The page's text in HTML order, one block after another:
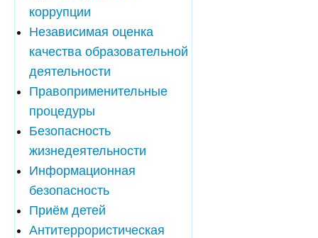
коррупции
Независимая оценка
качества образовательной
деятельности
Правоприменительные
процедуры
Безопасность
жизнедеятельности
Информационная
безопасность
Приём детей
Антитеррористическая